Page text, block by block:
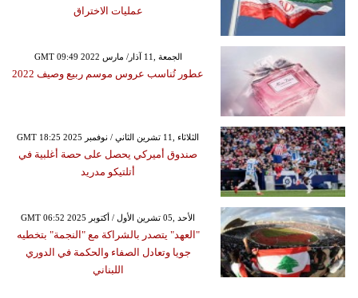
عمليات الاختراق
GMT 09:49 2022 الجمعة ,11 آذار/ مارس
عطور تُناسب عروس موسم ربيع وصيف 2022
GMT 18:25 2025 الثلاثاء ,11 تشرين الثاني / نوفمبر
صندوق أميركي يحصل على حصة أغلبية في
أتلتيكو مدريد
GMT 06:52 2025 الأحد ,05 تشرين الأول / أكتوبر
"العهد" يتصدر بالشراكة مع "النجمة" بتخطيه
جويا وتعادل الصفاء والحكمة في الدوري
اللبناني